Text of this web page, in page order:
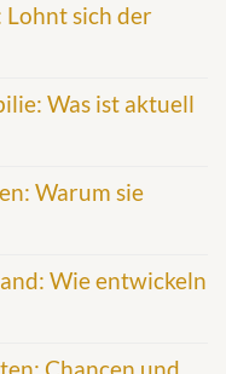
Lohnt sich der
Was ist aktuell
Warum sie
Wie entwickeln